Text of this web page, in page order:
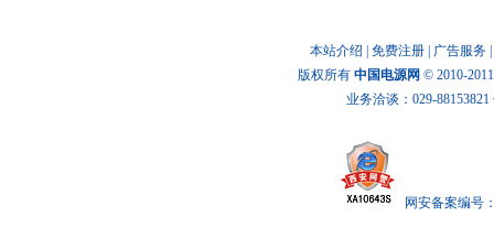
本站介绍 免费注册 广告服务
版权所有 中国电源网 © 2010-
业务洽谈：029-
网安备案编号